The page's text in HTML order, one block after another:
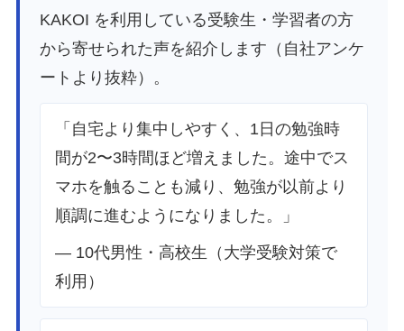
KAKOI を利用している受験生・学習者の方
から寄せられた声を紹介します（自社アンケ
ートより抜粋）。
「自宅より集中しやすく、1日の勉強時
間が2〜3時間ほど増えました。途中でス
マホを触ることも減り、勉強が以前より
順調に進むようになりました。」
— 10代男性・高校生（大学受験対策で
利用）